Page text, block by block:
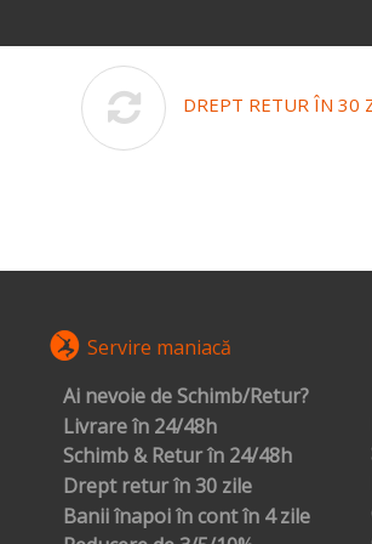
DREPT RETUR ÎN 30
Servire maniacă
Ai nevoie de Schimb/Retur?
Livrare în 24/48h
Schimb & Retur în 24/48h
Drept retur în 30 zile
Banii înapoi în cont în 4 zile